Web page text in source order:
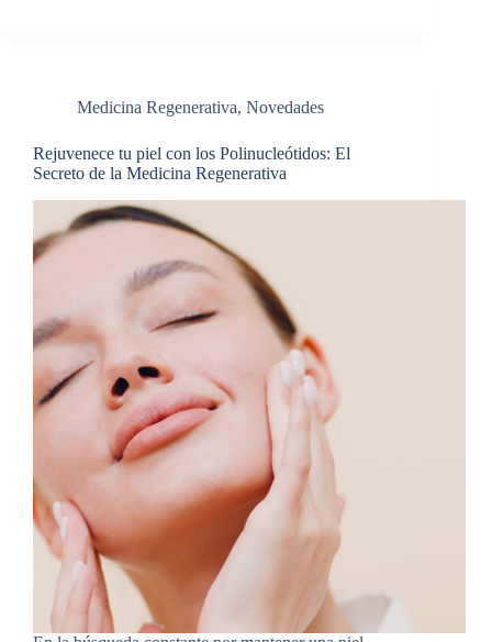
Medicina Regenerativa, Novedades
Rejuvenece tu piel con los Polinucleótidos: El
Secreto de la Medicina Regenerativa